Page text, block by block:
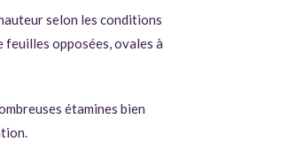
selon les conditions
feuilles opposées, ovales à
étamines bien